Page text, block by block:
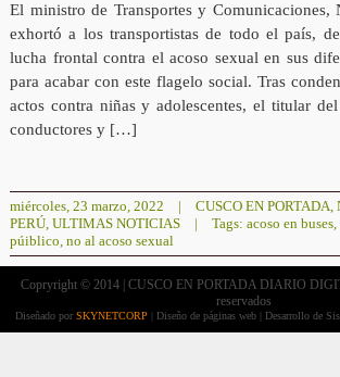
El ministro de Transportes y Comunicaciones,
exhortó a los transportistas de todo el país,
lucha frontal contra el acoso sexual en sus
para acabar con este flagelo social. Tras
actos contra niñas y adolescentes, el titular
conductores y […]
miércoles, 23 marzo, 2022 | CUSCO EN PORTADA,
PERÚ, ULTIMAS NOTICIAS | Tags: acoso en buses,
púiblico, no al acoso sexual
Copryright © 2014 | CUSCO EN PORTADA DIARIO
reservados
Diseñado por SKYNETCORP | Diseño de páginas web | Desarrollo de